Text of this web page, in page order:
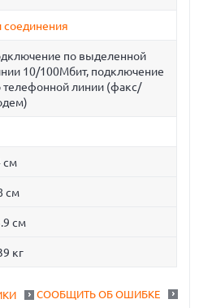
по выделенной
10/100Мбит, подключение
телефонной линии (факс/
см
см
см
кг
СООБЩИТЬ ОБ ОШИБКЕ